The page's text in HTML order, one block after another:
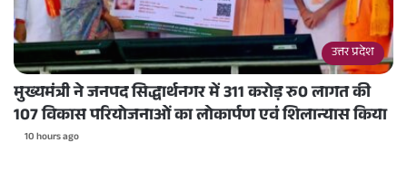
उत्तर प्रदेश
मुख्यमंत्री ने जनपद सिद्धार्थनगर में 311 करोड़ रु0 लागत की
107 विकास परियोजनाओं का लोकार्पण एवं शिलान्यास किया
10 hours ago